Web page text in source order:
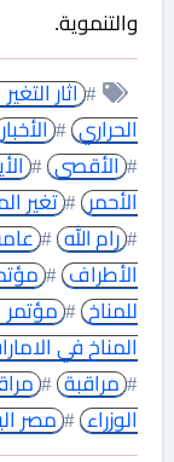
والتنموية.
# اثار
الحراري # الأخبار
# الأقصى #
الأحمر # تغير
# رام الله #
الأطراف #
للمناخ # مؤتمر
المناخ في
# مراقبة #
الوزراء # مصر